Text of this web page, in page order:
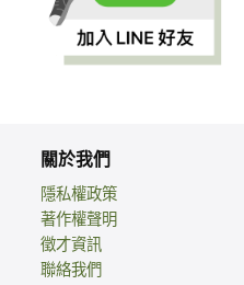
關於我們
隱私權政策
著作權聲明
徵才資訊
聯絡我們